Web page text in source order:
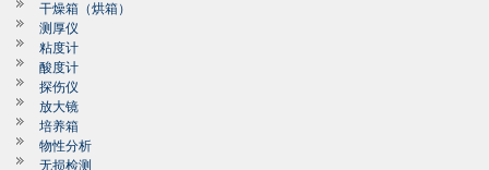
干燥箱（烘箱）
测厚仪
粘度计
酸度计
探伤仪
放大镜
培养箱
物性分析
无损检测